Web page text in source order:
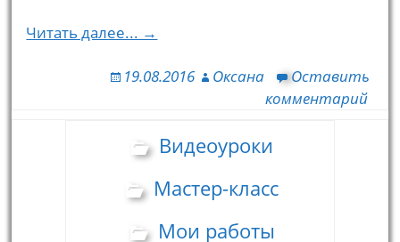
Читать далее... →
19.08.2016 Оксана
Оставить
комментарий
Видеоуроки
Мастер-класс
Мои работы